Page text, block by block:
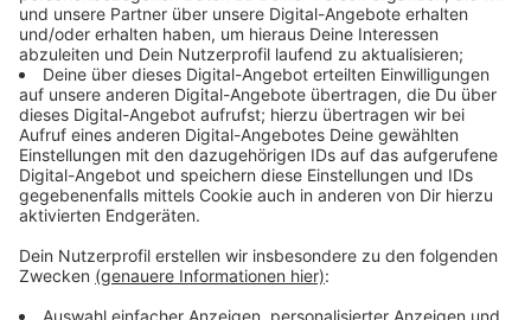
um die Uhr besetzt. Das Friedenslicht wird jedes Jahr
mit dem Flugzeug von Betlehem nach Wien
transportiert. Von dort bringen es Pfadfinderinnen und
Pfadfinder am 3. Advent nach Deutschland.
Anzeige